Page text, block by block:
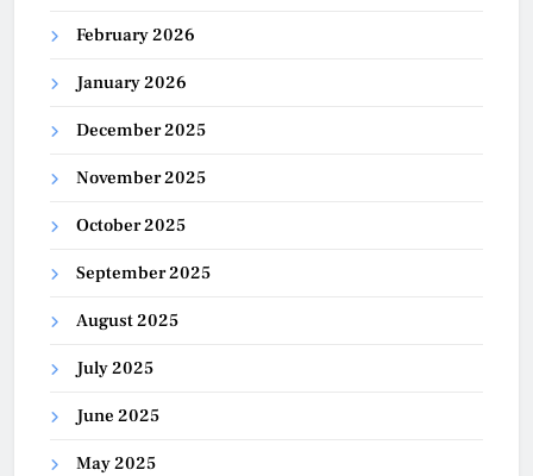
February 2026
January 2026
December 2025
November 2025
October 2025
September 2025
August 2025
July 2025
June 2025
May 2025